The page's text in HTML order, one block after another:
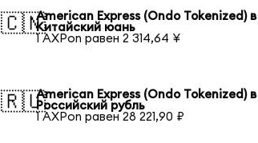
🇨🇳American Express (Ondo Tokenized) в
Китайский юань
1 AXPon равен 2 314,64 ¥
🇷🇺American Express (Ondo Tokenized) в
Российский рубль
1 AXPon равен 28 221,90 ₽